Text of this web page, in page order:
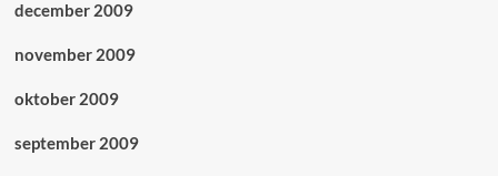
december 2009
november 2009
oktober 2009
september 2009